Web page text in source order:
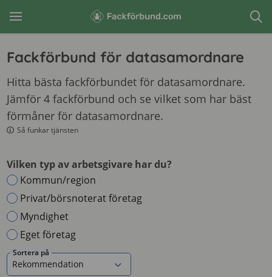
Fackförbund för datasamordnare
Hitta bästa fackförbundet för datasamordnare.
Jämför 4 fackförbund och se vilket som har bäst
förmåner för datasamordnare.
Så funkar tjänsten
Vilken typ av arbetsgivare har du?
Kommun/region
Privat/börsnoterat företag
Myndighet
Eget företag
Sortera på
Rekommendation